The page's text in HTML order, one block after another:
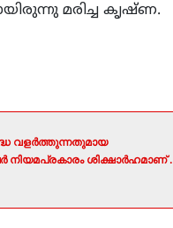
മരിച്ച കൃഷ്ണ.
വളർത്തുന്നതുമായ
ശിക്ഷാർഹമാണ് .